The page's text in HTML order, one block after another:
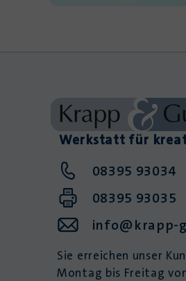
Werkstatt für
08395 93034
08395 93035
info@krapp-
Sie erreichen unser
Montag bis Freitag